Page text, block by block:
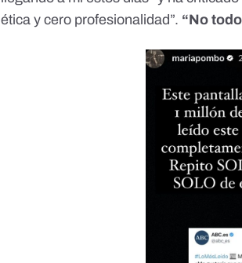
ética y cero profesionalidad”. “No